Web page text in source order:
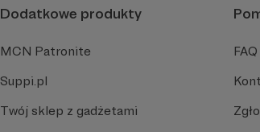
Dodatkowe produkty
MCN Patronite
Suppi.pl
Twój sklep z gadżetami
FAQ